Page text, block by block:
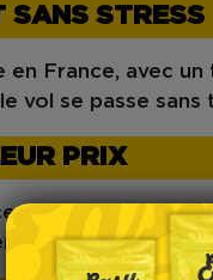
SANS STRESS
en France, avec un
vol se passe sans
PRIX
à tous 💸
haut de